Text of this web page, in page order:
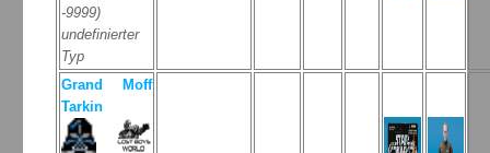
-9999)
undefinierter
Typ
Grand Moff
Tarkin